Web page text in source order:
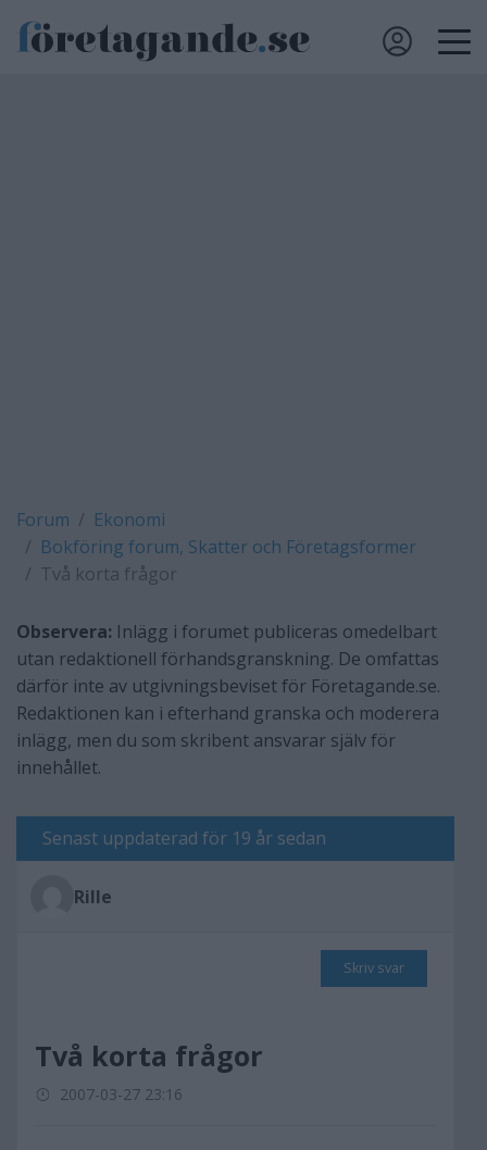
Forum
Ekonomi
Bokföring forum, Skatter och Företagsformer
Två korta frågor
Observera: Inlägg i forumet publiceras omedelbart
utan redaktionell förhandsgranskning. De omfattas
därför inte av utgivningsbeviset för Företagande.se.
Redaktionen kan i efterhand granska och moderera
inlägg, men du som skribent ansvarar själv för
innehållet.
Senast uppdaterad för 19 år sedan
Rille
Skriv svar
Två korta frågor
2007-03-27 23:16